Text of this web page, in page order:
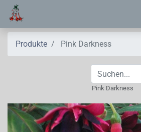
Produkte Pink Darkness
Pink Darkness